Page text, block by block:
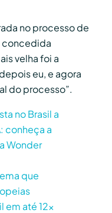
no processo de
concedida
velha foi a
eu, e agora
do processo”.
no Brasil a
conheça a
Wonder
que
em até 12x